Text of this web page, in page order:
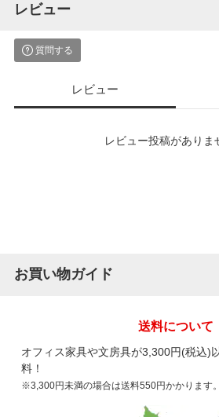
レビュー
質問する
レビュー
レビュー投稿がありま
お買い物ガイド
送料について
オフィス家具や文房具が3,300円(税込)
料！
※3,300円未満の場合は送料550円かかります。